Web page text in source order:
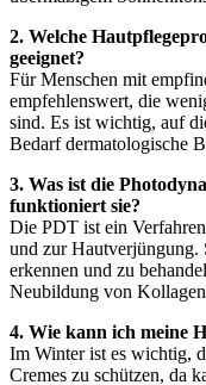
2. Welche
geeignet?
Für Menschen mit
empfehlenswert, die
sind. Es ist wichtig, auf
Bedarf dermatologische
3. Was ist die
funktioniert sie?
Die PDT ist ein
und zur
erkennen und zu
Neubildung von
4. Wie kann ich meine
Im Winter ist es wichtig,
Cremes zu schützen, da